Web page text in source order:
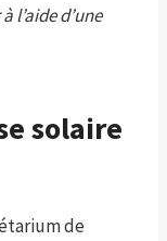
l’aide d’une
solaire
de